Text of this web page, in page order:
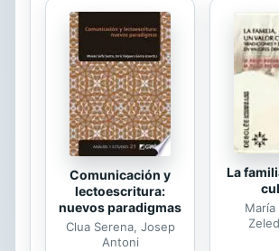
dedicada a la escritura,
reunidas en La maldición
una buena muestra de
cuece en su mente
enfrenta a la página en
Empezando el primero
textos, que...
Comunicación y
lectoescritura:
nuevos paradigmas
Clua Serena, Josep
Antoni
La
María